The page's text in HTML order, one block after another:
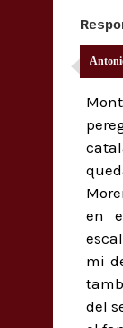
en
mi
del